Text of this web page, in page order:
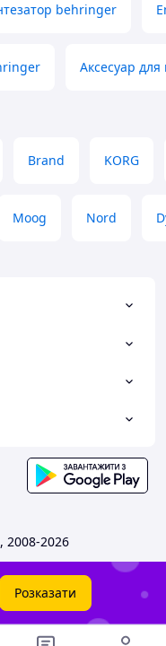
behringer
Аксесуар для
Brand KORG
Moog Nord
2008-2026
Розказати